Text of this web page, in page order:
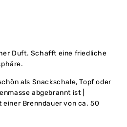
Duft. Schafft eine friedliche
als Snackschale, Topf oder
abgebrannt ist |
einer Brenndauer von ca. 50